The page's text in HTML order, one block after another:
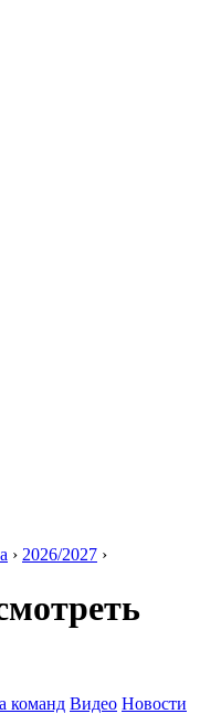
› 2026/2027 ›
команд Видео Новости